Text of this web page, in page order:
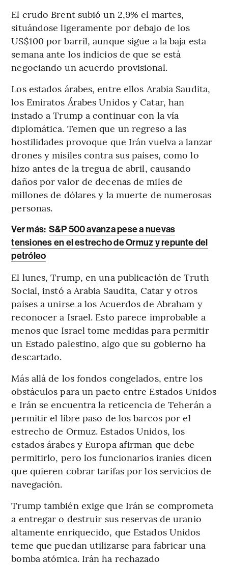
El crudo Brent subió un 2,9% el martes,
situándose ligeramente por debajo de los
US$100 por barril, aunque sigue a la baja esta
semana ante los indicios de que se está
negociando un acuerdo provisional.
Los estados árabes, entre ellos Arabia Saudita,
los Emiratos Árabes Unidos y Catar, han
instado a Trump a continuar con la vía
diplomática. Temen que un regreso a las
hostilidades provoque que Irán vuelva a lanzar
drones y misiles contra sus países, como lo
hizo antes de la tregua de abril, causando
daños por valor de decenas de miles de
millones de dólares y la muerte de numerosas
personas.
Ver más: S&P 500 avanza pese a nuevas
tensiones en el estrecho de Ormuz y repunte del
petróleo
El lunes, Trump, en una publicación de Truth
Social, instó a Arabia Saudita, Catar y otros
países a unirse a los Acuerdos de Abraham y
reconocer a Israel. Esto parece improbable a
menos que Israel tome medidas para permitir
un Estado palestino, algo que su gobierno ha
descartado.
Más allá de los fondos congelados, entre los
obstáculos para un pacto entre Estados Unidos
e Irán se encuentra la reticencia de Teherán a
permitir el libre paso de los barcos por el
estrecho de Ormuz. Estados Unidos, los
estados árabes y Europa afirman que debe
permitirlo, pero los funcionarios iraníes dicen
que quieren cobrar tarifas por los servicios de
navegación.
Trump también exige que Irán se comprometa
a entregar o destruir sus reservas de uranio
altamente enriquecido, que Estados Unidos
teme que puedan utilizarse para fabricar una
bomba atómica. Irán ha rechazado